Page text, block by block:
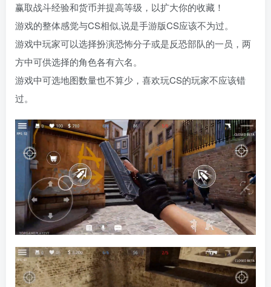
赢取战斗经验和货币并提高等级，以扩大你的收藏！
游戏的整体感觉与CS相似,说是手游版CS应该不为过。
游戏中玩家可以选择扮演恐怖分子或是反恐部队的一员，两
方中可供选择的角色各有六名。
游戏中可选地图数量也不算少，喜欢玩CS的玩家不应该错
过。